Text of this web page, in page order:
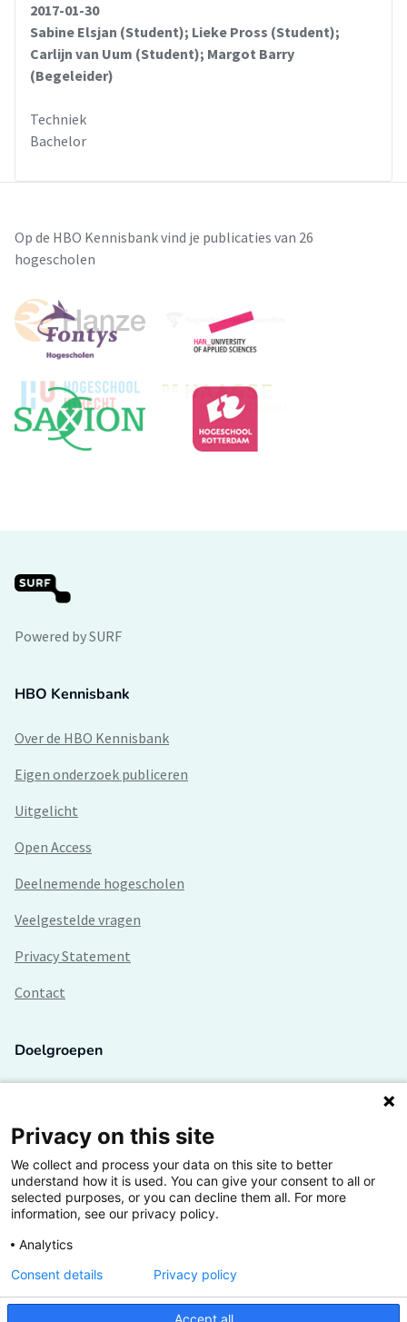
2017-01-30
Sabine Elsjan (Student); Lieke Pross (Student);
Carlijn van Uum (Student); Margot Barry
(Begeleider)
Techniek
Bachelor
Op de HBO Kennisbank vind je publicaties van 26
hogescholen
Powered by SURF
HBO Kennisbank
Over de HBO Kennisbank
Eigen onderzoek publiceren
Uitgelicht
Open Access
Deelnemende hogescholen
Veelgestelde vragen
Privacy Statement
Contact
Doelgroepen
Lectoren en onderzoekers
Bedrijven
Hogescholen
De grootste kennisbank van het HBO
Privacy on this site
We collect and process your data on this site to better
understand how it is used. You can give your consent to all or
selected purposes, or you can decline them all. For more
information, see our privacy policy.
Analytics
Accept all
Consent details Privacy policy